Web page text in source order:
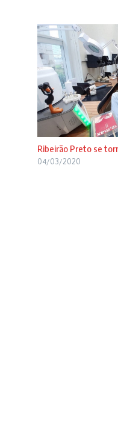
Ribeirão Preto se
04/03/2020